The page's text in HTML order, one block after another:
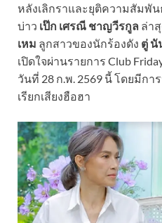
หลังเลิกราและยุติความสัมพัน
บ่าว เป๊ก เศรณี ชาญวีรกูล ล่า
เหม ลูกสาวของนักร้องดัง ตู่ นั
เปิดใจผ่านรายการ Club
วันที่ 28 ก.พ. 2569 นี้ โดยมีก
เรียกเสียงฮือฮา